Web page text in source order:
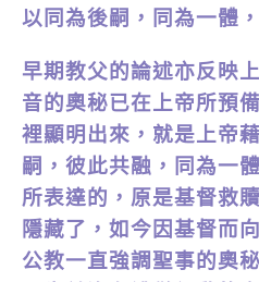
以同為後嗣，同為一體
早期教父的論述亦反映
音的奧秘已在上帝所預
裡顯明出來，就是上帝
嗣，彼此共融，同為一
所表達的，原是基督救
隱藏了，如今因基督而
公教一直強調聖事的奧